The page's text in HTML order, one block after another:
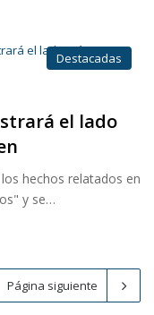
Destacadas
el lado
hechos relatados en
y se…
Página siguiente